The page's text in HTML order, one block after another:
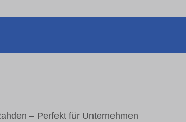
– Perfekt für Unternehmen